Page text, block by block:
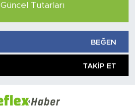
Güncel Tutarları
BEĞEN
TAKIP ET